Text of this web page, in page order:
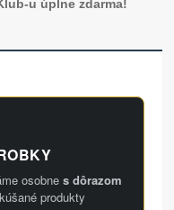
u úplne zdarma!
osobne s dôrazom
produkty